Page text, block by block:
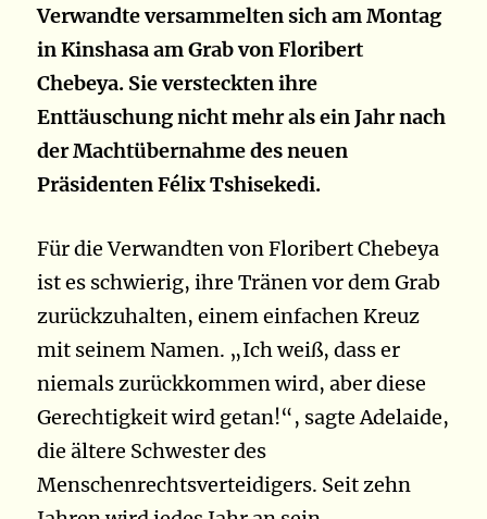
Verwandte versammelten sich am Montag
in Kinshasa am Grab von Floribert
Chebeya. Sie versteckten ihre
Enttäuschung nicht mehr als ein Jahr nach
der Machtübernahme des neuen
Präsidenten Félix Tshisekedi.
Für die Verwandten von Floribert Chebeya
ist es schwierig, ihre Tränen vor dem Grab
zurückzuhalten, einem einfachen Kreuz
mit seinem Namen. „Ich weiß, dass er
niemals zurückkommen wird, aber diese
Gerechtigkeit wird getan!“, sagte Adelaide,
die ältere Schwester des
Menschenrechtsverteidigers. Seit zehn